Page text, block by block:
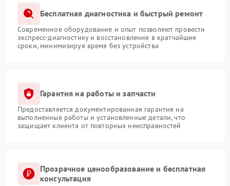
Бесплатная диагностика и быстрый ремонт
Современное оборудование и опыт позволяют провести
экспресс-диагностику и восстановление в кратчайшие
сроки, минимизируя время без устройства
Гарантия на работы и запчасти
Предоставляется документированная гарантия на
выполненные работы и установленные детали, что
защищает клиента от повторных неисправностей
Прозрачное ценообразование и бесплатная
консультация